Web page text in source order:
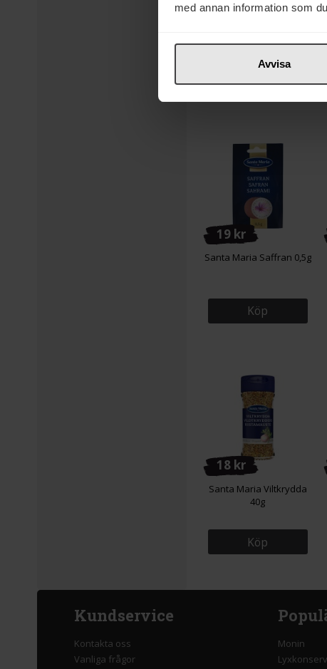
med annan information som
Avvisa
Köp
19 kr
Santa Maria Saffran 0,5g
Köp
18 kr
Santa Maria Viltkrydda
40g
Köp
Kundservice
Kontakta oss
Vanliga frågor
Monin